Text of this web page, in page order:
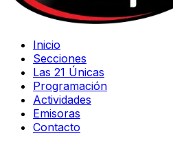
Inicio
Secciones
Las 21 Únicas
Programación
Actividades
Emisoras
Contacto